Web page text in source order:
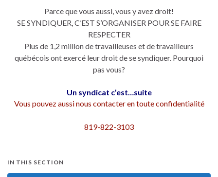
Parce que vous aussi, vous y avez droit!
SE SYNDIQUER, C’EST S’ORGANISER POUR SE FAIRE
RESPECTER
Plus de 1,2 million de travailleuses et de travailleurs
québécois ont exercé leur droit de se syndiquer. Pourquoi
pas vous?
Un syndicat c’est…suite
Vous pouvez aussi nous contacter en toute confidentialité
819-822-3103
IN THIS SECTION